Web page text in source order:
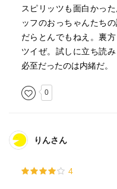
スピリッツも面白かっ
ッフのおっちゃんたち
だらとんでもねえ。裏
ツイぜ。試しに立ち読
必至だったのは内緒だ。
0
りんさん
4